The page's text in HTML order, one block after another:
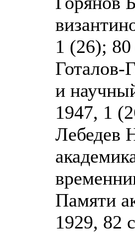
1 (26); 80
Готалов-
и
1947, 1
Лебедев
Памяти
1929, 82